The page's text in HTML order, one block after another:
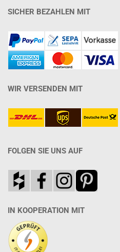
SICHER BEZAHLEN MIT
WIR VERSENDEN MIT
FOLGEN SIE UNS AUF
IN KOOPERATION MIT